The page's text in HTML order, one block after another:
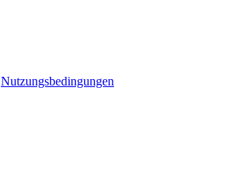
Nutzungsbedingungen